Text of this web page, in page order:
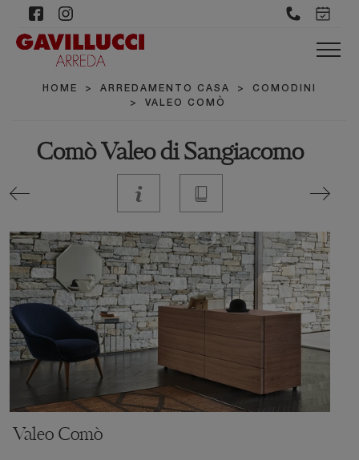
HOME > ARREDAMENTO CASA >
COMODINI
>
VALEO COMÒ
Comò Valeo di Sangiacomo
Valeo Comò